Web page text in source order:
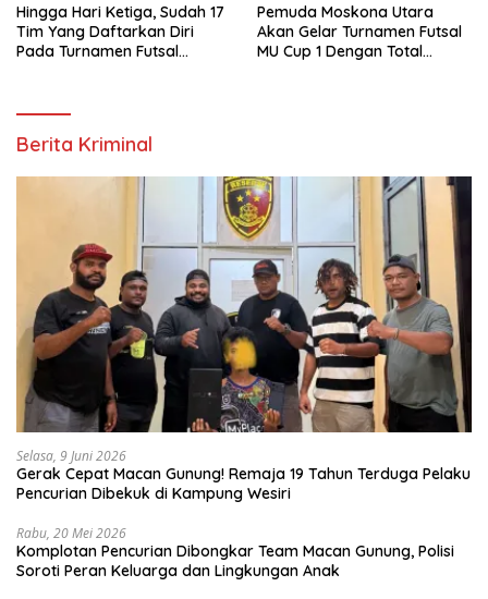
Hingga Hari Ketiga, Sudah 17
Tim Yang Daftarkan Diri
Pada Turnamen Futsal
Pemuda Moskona Utara
Akan Gelar Turnamen Futsal
MU Cup 1 Dengan Total
Berita Kriminal
Selasa, 9 Juni 2026
Gerak Cepat Macan Gunung! Remaja 19 Tahun Terduga Pelaku
Pencurian Dibekuk di Kampung Wesiri
Rabu, 20 Mei 2026
Komplotan Pencurian Dibongkar Team Macan Gunung, Polisi
Soroti Peran Keluarga dan Lingkungan Anak